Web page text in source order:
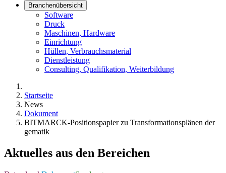
Branchenübersicht
Software
Druck
Maschinen, Hardware
Einrichtung
Hüllen, Verbrauchsmaterial
Dienstleistung
Consulting, Qualifikation, Weiterbildung
Startseite
News
Dokument
BITMARCK-Positionspapier zu Transformationsplänen der
gematik
Aktuelles aus den Bereichen